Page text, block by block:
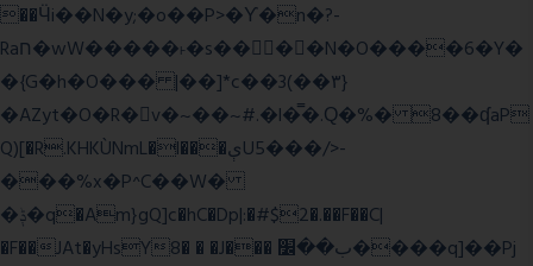
��Ӵi��N�y;�o��P>�ϒ�n�?­
Raח�wW�����˫�s����N�O����6�Y�
�{G�h�O��� |��]*c��3(��٣}
�AZyt�O�R�v�~��~#.�l�̿�.Ԛ�%� 8��ʠaP
Q)[�R.KHKÙNmL�l���ېU5���/>-
���%x�P^C��W�
�ݙ�q�Am}gQ]c�hC�Dp|:�#$2�.��F��C|
�F��JAt�yHsY8� � �J��� ب��׼����q]��Pj